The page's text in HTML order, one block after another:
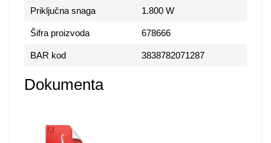
Priključna snaga 1.800 W
Šifra proizvoda 678666
BAR kod 3838782071287
Dokumenta